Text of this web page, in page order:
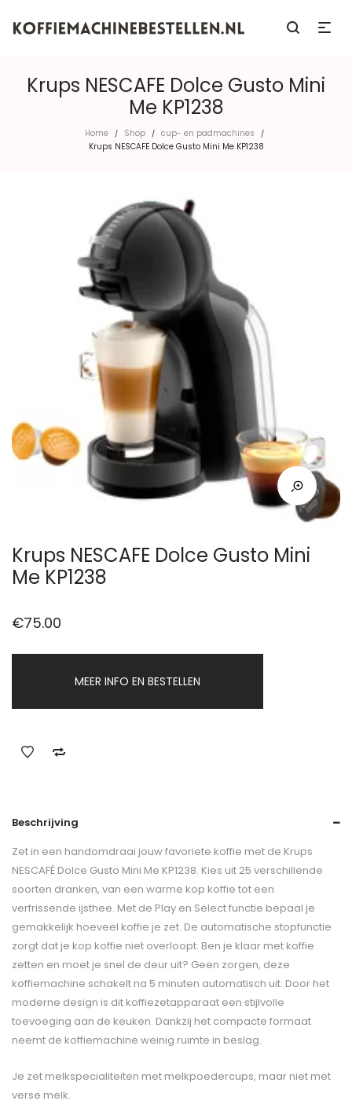
Krups NESCAFE Dolce Gusto Mini
Me KP1238
Home / Shop / cup- en padmachines /
Krups NESCAFE Dolce Gusto Mini Me KP1238
Krups NESCAFE Dolce Gusto Mini
Me KP1238
€75.00
MEER INFO EN BESTELLEN
Beschrijving
Zet in een handomdraai jouw favoriete koffie met de Krups
NESCAFÉ Dolce Gusto Mini Me KP1238. Kies uit 25 verschillende
soorten dranken, van een warme kop koffie tot een
verfrissende ijsthee. Met de Play en Select functie bepaal je
gemakkelijk hoeveel koffie je zet. De automatische stopfunctie
zorgt dat je kop koffie niet overloopt. Ben je klaar met koffie
zetten en moet je snel de deur uit? Geen zorgen, deze
koffiemachine schakelt na 5 minuten automatisch uit. Door het
moderne design is dit koffiezetapparaat een stijlvolle
toevoeging aan de keuken. Dankzij het compacte formaat
neemt de koffiemachine weinig ruimte in beslag.
Je zet melkspecialiteiten met melkpoedercups, maar niet met
verse melk.